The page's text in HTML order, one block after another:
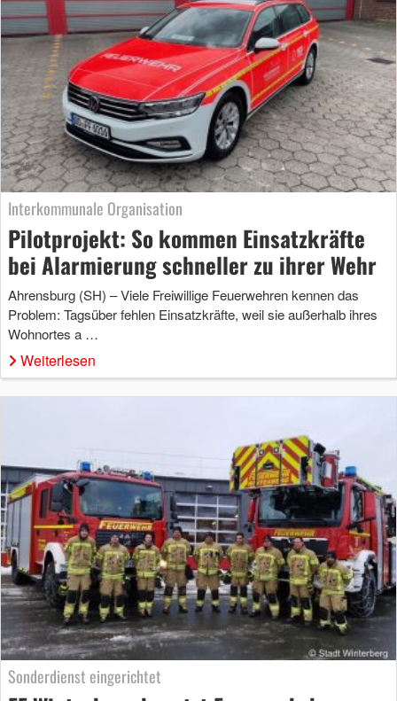
Interkommunale Organisation
Pilotprojekt: So kommen Einsatzkräfte
bei Alarmierung schneller zu ihrer Wehr
Ahrensburg (SH) – Viele Freiwillige Feuerwehren kennen das
Problem: Tagsüber fehlen Einsatzkräfte, weil sie außerhalb ihres
Wohnortes a …
Weiterlesen
Sonderdienst eingerichtet